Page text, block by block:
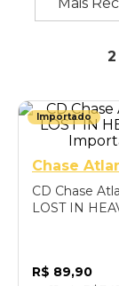
2
Importado
Chase
CD Chase
LOST IN
R$ 89,90